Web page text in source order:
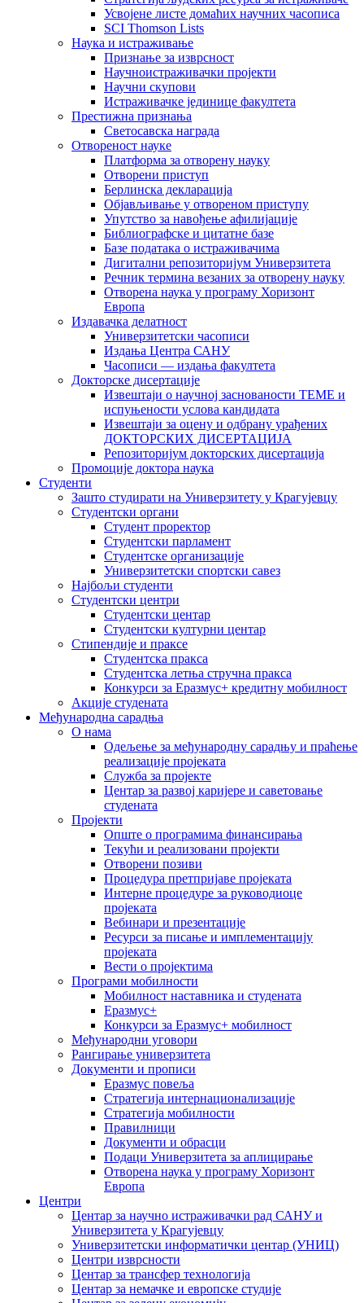
Усвојене листе домаћих научних часописа
SCI Thomson Lists
Наука и истраживање
Признање за изврсност
Научноистраживачки пројекти
Научни скупови
Истраживачке јединице факултета
Престижна признања
Светосавска награда
Отвореност науке
Платформа за отворену науку
Отворени приступ
Берлинска декларација
Објављивање у отвореном приступу
Упутство за навођење афилијације
Библиографске и цитатне базе
Базе података о истраживачима
Дигитални репозиторијум Универзитета
Рeчник термина везаних за отворену науку
Отворена наука у програму Хоризонт
Европа
Издавачка делатност
Универзитетски часописи
Издања Центра САНУ
Часописи — издања факултета
Докторске дисертације
Извештаји о научној заснованости ТЕМЕ и
испуњености услова кандидата
Извештаји за оцену и одбрану урађених
ДОКТОРСКИХ ДИСЕРТАЦИЈА
Репозиторијум докторских дисертација
Промоције доктора наука
Студенти
Зашто студирати на Универзитету у Крагујевцу
Студентски органи
Студент проректор
Студентски парламент
Студентске организације
Универзитетски спортски савез
Најбољи студенти
Студентски центри
Студентски центар
Студентски културни центар
Стипендије и праксе
Студентска пракса
Студентска летња стручна пракса
Конкурси за Еразмус+ кредитну мобилност
Акције студената
Међународна сарадња
О нама
Одељење за међународну сарадњу и праћење
реализације пројеката
Служба за пројекте
Центар за развој каријере и саветовање
студената
Пројекти
Опште о програмима финансирања
Текући и реализовани пројекти
Отворени позиви
Процедура претпријаве пројеката
Интерне процедуре за руководиоце
пројеката
Вебинари и презентације
Ресурси за писање и имплементацију
пројеката
Вести о пројектима
Програми мобилности
Мобилност наставника и студената
Еразмус+
Конкурси за Еразмус+ мобилност
Међународни уговори
Рангирање универзитета
Документи и прописи
Еразмус повеља
Стратегија интернационализације
Стратегија мобилности
Правилници
Документи и обрасци
Подаци Универзитета за аплицирање
Отворена наука у програму Хоризонт
Европа
Центри
Центар за научно истраживачки рад САНУ и
Универзитета у Крагујевцу
Универзитетски информатички центар (УНИЦ)
Центри изврсности
Центар за трансфер технологија
Центар за немачке и европске студије